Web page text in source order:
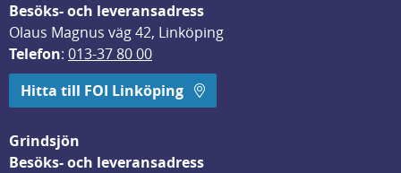
Besöks- och leveransadress
Olaus Magnus väg 42, Linköping
Telefon: 013-37 80 00
Hitta till FOI Linköping
Grindsjön
Besöks- och leveransadress